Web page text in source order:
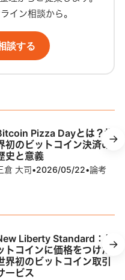
イン相談から。
談する
Pizza Dayとは？世
初のビットコイン決済の
史と意義
倉 大司•2026/05/22•論考
Liberty Standard：ビ
トコインに価格をつけた
界初のビットコイン取引
ービス